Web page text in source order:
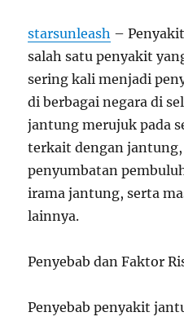
starsunleash –
salah satu penyakit
sering kali menjadi
di berbagai negara di
jantung merujuk pada
terkait dengan
penyumbatan
irama jantung, serta
lainnya.
Penyebab dan Faktor
Penyebab penyakit